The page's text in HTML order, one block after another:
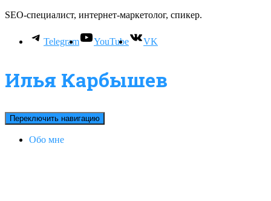
SEO-специалист, интернет-маркетолог, спикер.
Telegram YouTube VK
Илья Карбышев
Переключить навигацию
Обо мне